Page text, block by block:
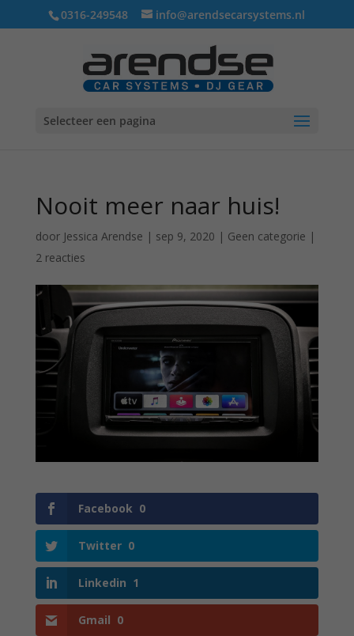
0316-249548 info@arendsecarsystems.nl
Selecteer een pagina
Nooit meer naar huis!
door Jessica Arendse | sep 9, 2020 | Geen categorie |
2 reacties
Facebook 0
Twitter 0
Linkedin 1
Gmail 0